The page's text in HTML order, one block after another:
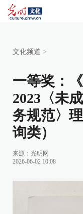
文化频道 >
一等奖：
2023〈未
务规范〉
询类）
来源： 光明网
2026-06-02 10:08